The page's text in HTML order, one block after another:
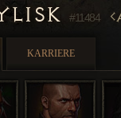
#11484
KARRIERE